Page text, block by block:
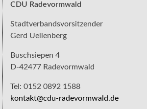
CDU Radevormwald
Stadtverbandsvorsitzender
Gerd Uellenberg
Buschsiepen 4
D-42477 Radevormwald
Tel: 0152 0892 1588
kontakt@cdu-radevormwald.de